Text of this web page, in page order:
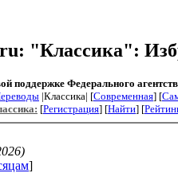
"Классика":
поддержке Федерального
|Классика| [Современная] [
[Регистрация] [Найти] [
]